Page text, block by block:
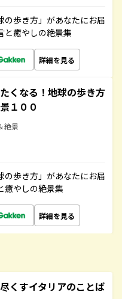
の歩き方」があなたにお届
と癒やしの絶景集
詳細を見る
くなる！地球の歩き方
１００
絶景
の歩き方」があなたにお届
癒やしの絶景集
詳細を見る
くすイタリアのことば